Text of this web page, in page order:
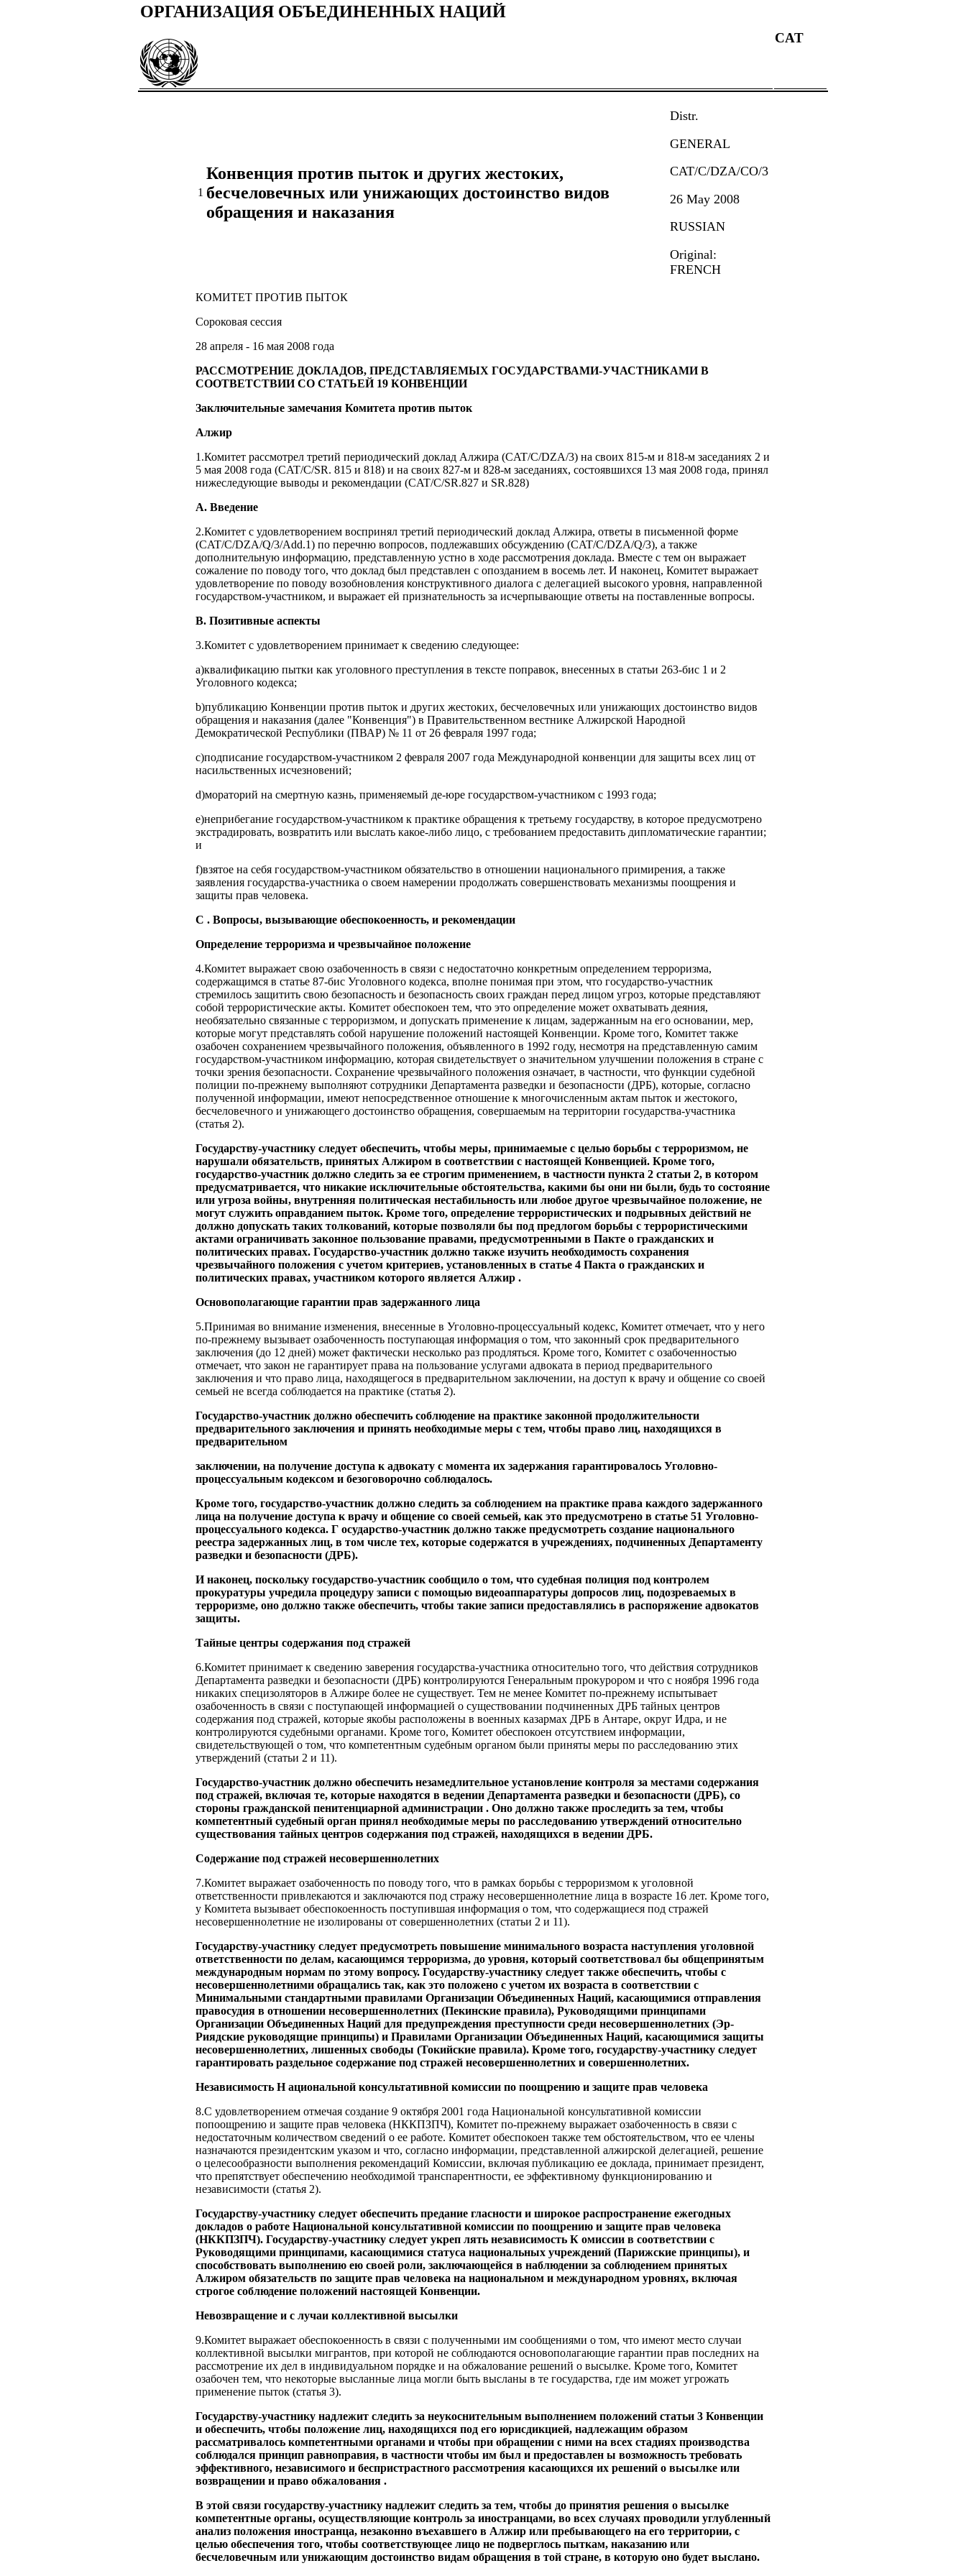
ОРГАНИЗАЦИЯ ОБЪЕДИНЕННЫХ НАЦИЙ
CAT
1
Конвенция против пыток и других жестоких,
бесчеловечных или унижающих достоинство видов
обращения и наказания
Distr.
GENERAL
CAT/C/DZA/CO/3
26 May 2008
RUSSIAN
Original:
FRENCH
КОМИТЕТ ПРОТИВ ПЫТОК
Сороковая сессия
28 апреля - 16 мая 2008 года
РАССМОТРЕНИЕ ДОКЛАДОВ, ПРЕДСТАВЛЯЕМЫХ ГОСУДАРСТВАМИ-УЧАСТНИКАМИ В
СООТВЕТСТВИИ СО СТАТЬЕЙ 19 КОНВЕНЦИИ
Заключительные замечания Комитета против пыток
Алжир
1.Комитет рассмотрел третий периодический доклад Алжира (CAT/C/DZA/3) на своих 815‑м и 818‑м заседаниях 2 и
5 мая 2008 года (CAT/C/SR. 815 и 818) и на своих 827-м и 828-м заседаниях, состоявшихся 13 мая 2008 года, принял
нижеследующие выводы и рекомендации (CAT/C/SR.827 и SR.828)
А. Введение
2.Комитет с удовлетворением воспринял третий периодический доклад Алжира, ответы в письменной форме
(CAT/C/DZA/Q/3/Add.1) по перечню вопросов, подлежавших обсуждению (CAT/C/DZA/Q/3), а также
дополнительную информацию, представленную устно в ходе рассмотрения доклада. Вместе с тем он выражает
сожаление по поводу того, что доклад был представлен с опозданием в восемь лет. И наконец, Комитет выражает
удовлетворение по поводу возобновления конструктивного диалога с делегацией высокого уровня, направленной
государством-участником, и выражает ей признательность за исчерпывающие ответы на поставленные вопросы.
В. Позитивные аспекты
3.Комитет с удовлетворением принимает к сведению следующее:
а)квалификацию пытки как уголовного преступления в тексте поправок, внесенных в статьи 263‑бис 1 и 2
Уголовного кодекса;
b)публикацию Конвенции против пыток и других жестоких, бесчеловечных или унижающих достоинство видов
обращения и наказания (далее "Конвенция") в Правительственном вестнике Алжирской Народной
Демократической Республики (ПВАР) № 11 от 26 февраля 1997 года;
c)подписание государством-участником 2 февраля 2007 года Международной конвенции для защиты всех лиц от
насильственных исчезновений;
d)мораторий на смертную казнь, применяемый де-юре государством-участником с 1993 года;
e)неприбегание государством-участником к практике обращения к третьему государству, в которое предусмотрено
экстрадировать, возвратить или выслать какое‑либо лицо, с требованием предоставить дипломатические гарантии;
и
f)взятое на себя государством-участником обязательство в отношении национального примирения, а также
заявления государства-участника о своем намерении продолжать совершенствовать механизмы поощрения и
защиты прав человека.
C . Вопросы, вызывающие обеспокоенность, и рекомендации
Определение терроризма и чрезвычайное положение
4.Комитет выражает свою озабоченность в связи с недостаточно конкретным определением терроризма,
содержащимся в статье 87‑бис Уголовного кодекса, вполне понимая при этом, что государство-участник
стремилось защитить свою безопасность и безопасность своих граждан перед лицом угроз, которые представляют
собой террористические акты. Комитет обеспокоен тем, что это определение может охватывать деяния,
необязательно связанные с терроризмом, и допускать применение к лицам, задержанным на его основании, мер,
которые могут представлять собой нарушение положений настоящей Конвенции. Кроме того, Комитет также
озабочен сохранением чрезвычайного положения, объявленного в 1992 году, несмотря на представленную самим
государством-участником информацию, которая свидетельствует о значительном улучшении положения в стране с
точки зрения безопасности. Сохранение чрезвычайного положения означает, в частности, что функции судебной
полиции по‑прежнему выполняют сотрудники Департамента разведки и безопасности (ДРБ), которые, согласно
полученной информации, имеют непосредственное отношение к многочисленным актам пыток и жестокого,
бесчеловечного и унижающего достоинство обращения, совершаемым на территории государства-участника
(статья 2).
Государству-участнику следует обеспечить, чтобы меры, принимаемые с целью борьбы с терроризмом, не
нарушали обязательств, принятых Алжиром в соответствии с настоящей Конвенцией. Кроме того,
государство-участник должно следить за ее строгим применением, в частности пункта 2 статьи 2, в котором
предусматривается, что никакие исключительные обстоятельства, какими бы они ни были, будь то состояние
или угроза войны, внутренняя политическая нестабильность или любое другое чрезвычайное положение, не
могут служить оправданием пыток. Кроме того, определение террористических и подрывных действий не
должно допускать таких толкований, которые позволяли бы под предлогом борьбы с террористическими
актами ограничивать законное пользование правами, предусмотренными в Пакте о гражданских и
политических правах. Государство-участник должно также изучить необходимость сохранения
чрезвычайного положения с учетом критериев, установленных в статье 4 Пакта о гражданских и
политических правах, участником которого является Алжир .
Основополагающие гарантии прав задержанного лица
5.Принимая во внимание изменения, внесенные в Уголовно-процессуальный кодекс, Комитет отмечает, что у него
по‑прежнему вызывает озабоченность поступающая информация о том, что законный срок предварительного
заключения (до 12 дней) может фактически несколько раз продляться. Кроме того, Комитет с озабоченностью
отмечает, что закон не гарантирует права на пользование услугами адвоката в период предварительного
заключения и что право лица, находящегося в предварительном заключении, на доступ к врачу и общение со своей
семьей не всегда соблюдается на практике (статья 2).
Государство-участник должно обеспечить соблюдение на практике законной продолжительности
предварительного заключения и принять необходимые меры с тем, чтобы право лиц, находящихся в
предварительном
заключении, на получение доступа к адвокату с момента их задержания гарантировалось Уголовно-
процессуальным кодексом и безоговорочно соблюдалось.
Кроме того, государство-участник должно следить за соблюдением на практике права каждого задержанного
лица на получение доступа к врачу и общение со своей семьей, как это предусмотрено в статье 51 Уголовно-
процессуального кодекса. Г осударство-участник должно также предусмотреть создание национального
реестра задержанных лиц, в том числе тех, которые содержатся в учреждениях, подчиненных Департаменту
разведки и безопасности (ДРБ).
И наконец, поскольку государство-участник сообщило о том, что судебная полиция под контролем
прокуратуры учредила процедуру записи с помощью видеоаппаратуры допросов лиц, подозреваемых в
терроризме, оно должно также обеспечить, чтобы такие записи предоставлялись в распоряжение адвокатов
защиты.
Тайные центры содержания под стражей
6.Комитет принимает к сведению заверения государства-участника относительно того, что действия сотрудников
Департамента разведки и безопасности (ДРБ) контролируются Генеральным прокурором и что с ноября 1996 года
никаких специзоляторов в Алжире более не существует. Тем не менее Комитет по‑прежнему испытывает
озабоченность в связи с поступающей информацией о существовании подчиненных ДРБ тайных центров
содержания под стражей, которые якобы расположены в военных казармах ДРБ в Антаре, округ Идра, и не
контролируются судебными органами. Кроме того, Комитет обеспокоен отсутствием информации,
свидетельствующей о том, что компетентным судебным органом были приняты меры по расследованию этих
утверждений (статьи 2 и 11).
Государство-участник должно обеспечить незамедлительное установление контроля за местами содержания
под стражей, включая те, которые находятся в ведении Департамента разведки и безопасности (ДРБ), со
стороны гражданской пенитенциарной администрации . Оно должно также проследить за тем, чтобы
компетентный судебный орган принял необходимые меры по расследованию утверждений относительно
существования тайных центров содержания под стражей, находящихся в ведении ДРБ.
Содержание под стражей несовершеннолетних
7.Комитет выражает озабоченность по поводу того, что в рамках борьбы с терроризмом к уголовной
ответственности привлекаются и заключаются под стражу несовершеннолетние лица в возрасте 16 лет. Кроме того,
у Комитета вызывает обеспокоенность поступившая информация о том, что содержащиеся под стражей
несовершеннолетние не изолированы от совершеннолетних (статьи 2 и 11).
Государству-участнику следует предусмотреть повышение минимального возраста наступления уголовной
ответственности по делам, касающимся терроризма, до уровня, который соответствовал бы общепринятым
международным нормам по этому вопросу. Государству-участнику следует также обеспечить, чтобы с
несовершеннолетними обращались так, как это положено с учетом их возраста в соответствии с
Минимальными стандартными правилами Организации Объединенных Наций, касающимися отправления
правосудия в отношении несовершеннолетних (Пекинские правила), Руководящими принципами
Организации Объединенных Наций для предупреждения преступности среди несовершеннолетних (Эр-
Риядские руководящие принципы) и Правилами Организации Объединенных Наций, касающимися защиты
несовершеннолетних, лишенных свободы (Токийские правила). Кроме того, государству-участнику следует
гарантировать раздельное содержание под стражей несовершеннолетних и совершеннолетних.
Независимость Н ациональной консультативной комиссии по поощрению и защите прав человека
8.С удовлетворением отмечая создание 9 октября 2001 года Национальной консультативной комиссии
попоощрению и защите прав человека (НККПЗПЧ), Комитет по‑прежнему выражает озабоченность в связи с
недостаточным количеством сведений о ее работе. Комитет обеспокоен также тем обстоятельством, что ее члены
назначаются президентским указом и что, согласно информации, представленной алжирской делегацией, решение
о целесообразности выполнения рекомендаций Комиссии, включая публикацию ее доклада, принимает президент,
что препятствует обеспечению необходимой транспарентности, ее эффективному функционированию и
независимости (статья 2).
Государству-участнику следует обеспечить предание гласности и широкое распространение ежегодных
докладов о работе Национальной консультативной комиссии по поощрению и защите прав человека
(НККПЗПЧ). Государству-участнику следует укреп лять независимость К омиссии в соответствии с
Руководящими принципами, касающимися статуса национальных учреждений (Парижские принципы), и
способствовать выполнению ею своей роли, заключающейся в наблюдении за соблюдением принятых
Алжиром обязательств по защите прав человека на национальном и международном уровнях, включая
строгое соблюдение положений настоящей Конвенции.
Невозвращение и с лучаи коллективной высылки
9.Комитет выражает обеспокоенность в связи с полученными им сообщениями о том, что имеют место случаи
коллективной высылки мигрантов, при которой не соблюдаются основополагающие гарантии прав последних на
рассмотрение их дел в индивидуальном порядке и на обжалование решений о высылке. Кроме того, Комитет
озабочен тем, что некоторые высланные лица могли быть высланы в те государства, где им может угрожать
применение пыток (статья 3).
Государству-участнику надлежит следить за неукоснительным выполнением положений статьи 3 Конвенции
и обеспечить, чтобы положение лиц, находящихся под его юрисдикцией, надлежащим образом
рассматривалось компетентными органами и чтобы при обращении с ними на всех стадиях производства
соблюдался принцип равноправия, в частности чтобы им был и предоставлен ы возможность требовать
эффективного, независимого и беспристрастного рассмотрения касающихся их решений о высылке или
возвращении и право обжалования .
В этой связи государству-участнику надлежит следить за тем, чтобы до принятия решения о высылке
компетентные органы, осуществляющие контроль за иностранцами, во всех случаях проводили углубленный
анализ положения иностранца, незаконно въехавшего в Алжир или пребывающего на его территории, с
целью обеспечения того, чтобы соответствующее лицо не подверглось пыткам, наказанию или
бесчеловечным или унижающим достоинство видам обращения в той стране, в которую оно будет выслано.